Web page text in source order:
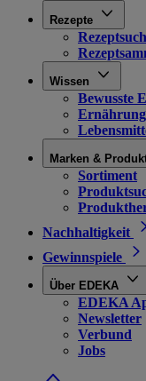
Rezepte
Wissen
Bewusste
Marken &
Sortiment
Nachhaltigkeit
Gewinnspiele
Über EDEKA
EDEKA
Newsletter
Verbund
Jobs